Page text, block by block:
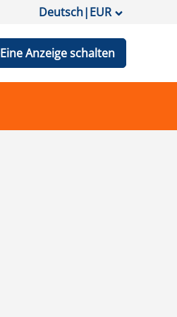
Deutsch|EUR
Eine Anzeige schalten